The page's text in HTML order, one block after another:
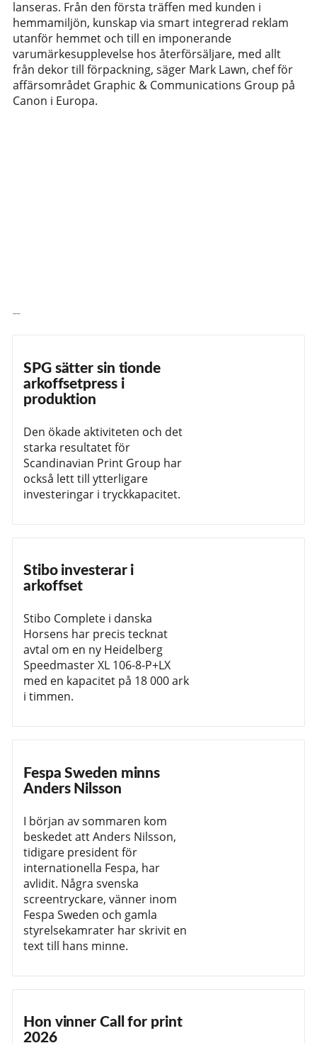
lanseras. Från den första träffen med kunden i
hemmamiljön, kunskap via smart integrerad reklam
utanför hemmet och till en imponerande
varumärkesupplevelse hos återförsäljare, med allt
från dekor till förpackning, säger Mark Lawn, chef för
affärsområdet Graphic & Communications Group på
Canon i Europa.
Senaste nytt
SPG sätter sin tionde
arkoffsetpress i
produktion
Den ökade aktiviteten och det
starka resultatet för
Scandinavian Print Group har
också lett till ytterligare
investeringar i tryckkapacitet.
Stibo investerar i
arkoffset
Stibo Complete i danska
Horsens har precis tecknat
avtal om en ny Heidelberg
Speedmaster XL 106-8-P+LX
med en kapacitet på 18 000 ark
i timmen.
Fespa Sweden minns
Anders Nilsson
I början av sommaren kom
beskedet att Anders Nilsson,
tidigare president för
internationella Fespa, har
avlidit. Några svenska
screentryckare, vänner inom
Fespa Sweden och gamla
styrelsekamrater har skrivit en
text till hans minne.
Hon vinner Call for print
2026